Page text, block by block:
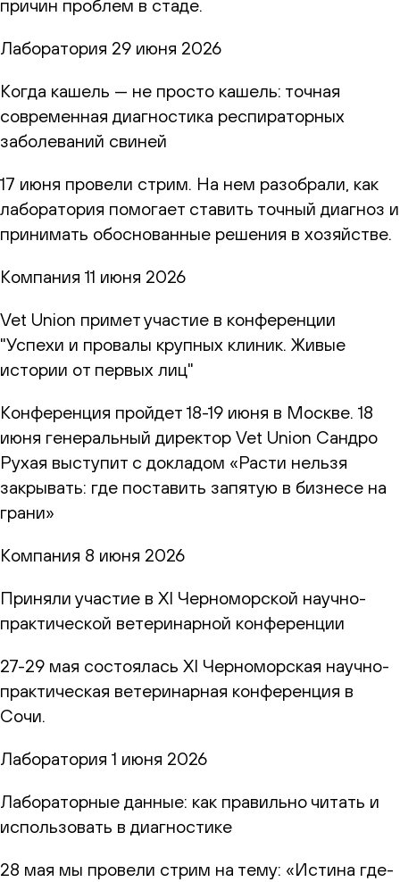
причин проблем в стаде.
Лаборатория 29 июня 2026
Когда кашель — не просто кашель: точная
современная диагностика респираторных
заболеваний свиней
17 июня провели стрим. На нем разобрали, как
лаборатория помогает ставить точный диагноз и
принимать обоснованные решения в хозяйстве.
Компания 11 июня 2026
Vet Union примет участие в конференции
"Успехи и провалы крупных клиник. Живые
истории от первых лиц"
Конференция пройдет 18-19 июня в Москве. 18
июня генеральный директор Vet Union Сандро
Рухая выступит с докладом «Расти нельзя
закрывать: где поставить запятую в бизнесе на
грани»
Компания 8 июня 2026
Приняли участие в XI Черноморской научно-
практической ветеринарной конференции
27-29 мая состоялась XI Черноморская научно-
практическая ветеринарная конференция в
Сочи.
Лаборатория 1 июня 2026
Лабораторные данные: как правильно читать и
использовать в диагностике
28 мая мы провели стрим на тему: «Истина где-